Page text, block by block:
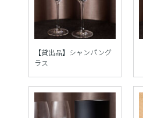
【貸出品】シャンパング
ラス